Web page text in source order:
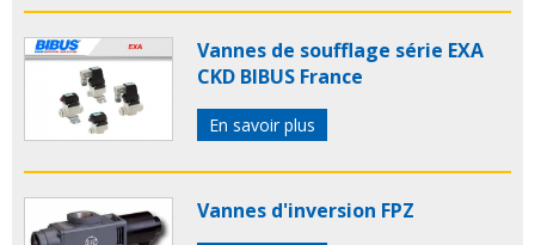
Vannes de soufflage série EXA
CKD BIBUS France
En savoir plus
Vannes d'inversion FPZ